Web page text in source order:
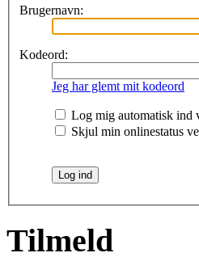
Brugernavn:
Kodeord:
Jeg har glemt mit kodeord
Log mig automatisk ind
Skjul min onlinestatus
Tilmeld